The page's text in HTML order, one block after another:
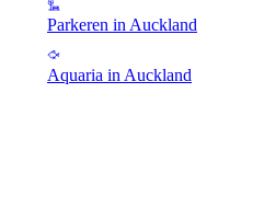
Parkeren in Auckland
Aquaria in Auckland